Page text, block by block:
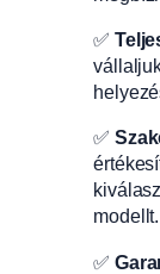
✅
✅
modellt.
✅